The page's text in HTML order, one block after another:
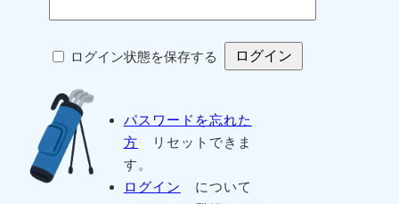
ログイン状態を保存する
パスワードを忘れた
方 リセットできま
す。
ログイン
について